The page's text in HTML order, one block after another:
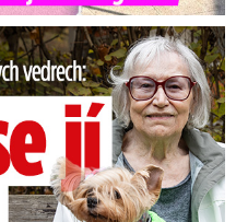
Udusil se jí pejsek!